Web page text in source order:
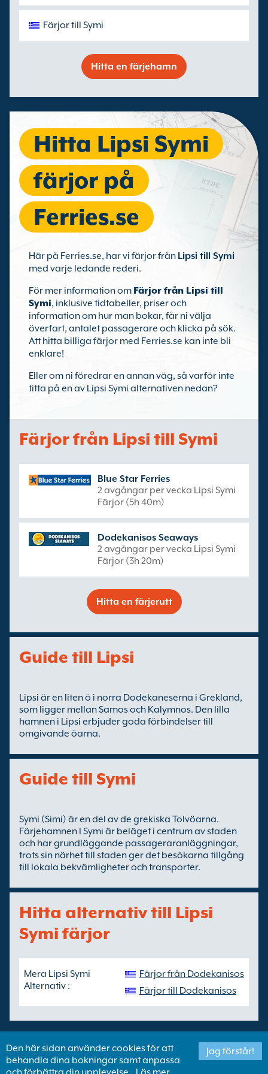
Färjor till Symi
Hitta en färjehamn
Hitta Lipsi Symi
färjor på
Ferries.se
Här på Ferries.se, har vi färjor från Lipsi till Symi
med varje ledande rederi.
För mer information om Färjor från Lipsi till
Symi, inklusive tidtabeller, priser och
information om hur man bokar, får ni välja
överfart, antalet passagerare och klicka på sök.
Att hitta billiga färjor med Ferries.se kan inte bli
enklare!
Eller om ni föredrar en annan väg, så varför inte
titta på en av Lipsi Symi alternativen nedan?
Färjor från Lipsi till Symi
Blue Star Ferries
2 avgångar per vecka Lipsi Symi
Färjor (5h 40m)
Dodekanisos Seaways
2 avgångar per vecka Lipsi Symi
Färjor (3h 20m)
Hitta en färjerutt
Guide till Lipsi
Lipsi är en liten ö i norra Dodekaneserna i Grekland,
som ligger mellan Samos och Kalymnos. Den lilla
hamnen i Lipsi erbjuder goda förbindelser till
omgivande öarna.
Guide till Symi
Symi (Simi) är en del av de grekiska Tolvöarna.
Färjehamnen I Symi är beläget i centrum av staden
och har grundläggande passageraranläggningar,
trots sin närhet till staden ger det besökarna tillgång
till lokala bekvämligheter och transporter.
Hitta alternativ till Lipsi
Symi färjor
Mera Lipsi Symi
Alternativ :
Färjor från Dodekanisos
Färjor till Dodekanisos
Copyright ©Newincco 1399 Limited
Den här sidan använder cookies för att
behandla dina bokningar samt anpassa
Jag förstår!